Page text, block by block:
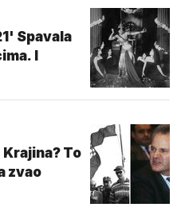
Spavala
I
To
zvao